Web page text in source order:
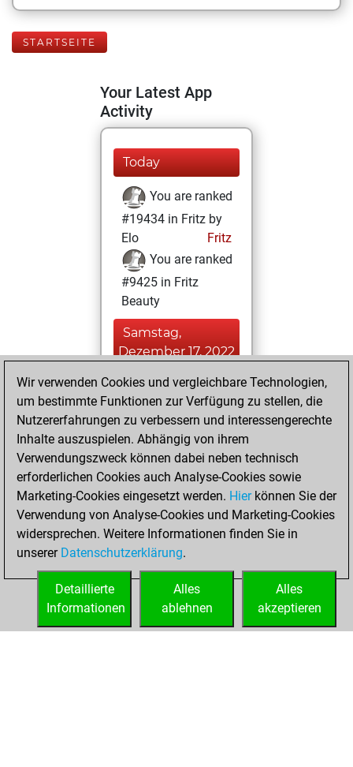
STARTSEITE
Your Latest App
Activity
Today
You are ranked
#19434 in Fritz by
Elo
Fritz
You are ranked
#9425 in Fritz
Beauty
Samstag,
Dezember 17, 2022
You achieved a
BeautyScore of 24
Fritz
achieved a new Elo
of 1570
Montag, August
15, 2022
You created
your Fritz account
Wir verwenden Cookies und vergleichbare Technologien,
um bestimmte Funktionen zur Verfügung zu stellen, die
Nutzererfahrungen zu verbessern und interessengerechte
Inhalte auszuspielen. Abhängig von ihrem
Verwendungszweck können dabei neben technisch
erforderlichen Cookies auch Analyse-Cookies sowie
Marketing-Cookies eingesetzt werden. Hierkönnen Sie der
Verwendung von Analyse-Cookies und Marketing-Cookies
widersprechen. Weitere Informationen finden Sie in
unserer Datenschutzerklärung.
Alles
akzeptieren
Alles
ablehnen
Detaillierte
Informationen